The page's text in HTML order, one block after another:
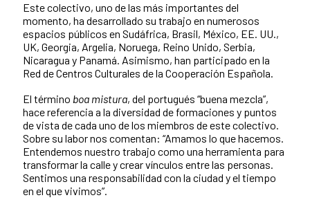
Este colectivo, uno de las más importantes del
momento, ha desarrollado su trabajo en numerosos
espacios públicos en Sudáfrica, Brasil, México, EE. UU.,
UK, Georgia, Argelia, Noruega, Reino Unido, Serbia,
Nicaragua y Panamá. Asimismo, han participado en la
Red de Centros Culturales de la Cooperación Española.
El término boa mistura, del portugués “buena mezcla”,
hace referencia a la diversidad de formaciones y puntos
de vista de cada uno de los miembros de este colectivo.
Sobre su labor nos comentan: “Amamos lo que hacemos.
Entendemos nuestro trabajo como una herramienta para
transformar la calle y crear vínculos entre las personas.
Sentimos una responsabilidad con la ciudad y el tiempo
en el que vivimos”.